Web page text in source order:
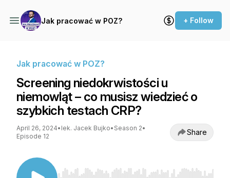
Jak pracować w POZ? + Follow
Jak pracować w POZ?
Screening niedokrwistości u
niemowląt – co musisz wiedzieć o
szybkich testach CRP?
April 26, 2024• lek. Jacek Bujko• Season 2•
Episode 12
Share